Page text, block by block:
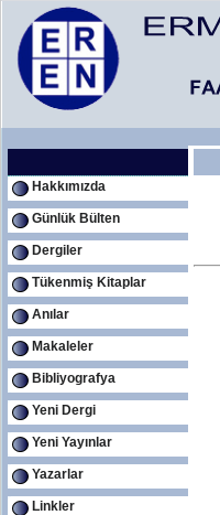
Hakkımızda
Günlük Bülten
Dergiler
Tükenmiş Kitaplar
Anılar
Makaleler
Bibliyografya
Yeni Dergi
Yeni Yayınlar
Yazarlar
Linkler